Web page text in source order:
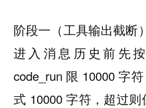
阶段一（工具输出截断）
进入消息历史前先
code_run 限 10000 字
式 10000 字符，超过